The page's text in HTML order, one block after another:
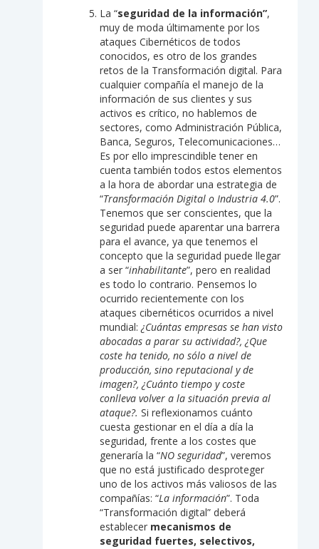
La “seguridad de la información”,
muy de moda últimamente por los
ataques Cibernéticos de todos
conocidos, es otro de los grandes
retos de la Transformación digital. Para
cualquier compañía el manejo de la
información de sus clientes y sus
activos es crítico, no hablemos de
sectores, como Administración Pública,
Banca, Seguros, Telecomunicaciones…
Es por ello imprescindible tener en
cuenta también todos estos elementos
a la hora de abordar una estrategia de
“Transformación Digital o Industria 4.0”.
Tenemos que ser conscientes, que la
seguridad puede aparentar una barrera
para el avance, ya que tenemos el
concepto que la seguridad puede llegar
a ser “inhabilitante”, pero en realidad
es todo lo contrario. Pensemos lo
ocurrido recientemente con los
ataques cibernéticos ocurridos a nivel
mundial: ¿Cuántas empresas se han visto
abocadas a parar su actividad?, ¿Que
coste ha tenido, no sólo a nivel de
producción, sino reputacional y de
imagen?, ¿Cuánto tiempo y coste
conlleva volver a la situación previa al
ataque?. Si reflexionamos cuánto
cuesta gestionar en el día a día la
seguridad, frente a los costes que
generaría la “NO seguridad”, veremos
que no está justificado desproteger
uno de los activos más valiosos de las
compañías: “La información”. Toda
“Transformación digital” deberá
establecer mecanismos de
seguridad fuertes, selectivos,